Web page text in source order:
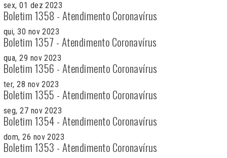
sex, 01 dez 2023
Boletim 1358 - Atendimento Coronavírus
qui, 30 nov 2023
Boletim 1357 - Atendimento Coronavírus
qua, 29 nov 2023
Boletim 1356 - Atendimento Coronavírus
ter, 28 nov 2023
Boletim 1355 - Atendimento Coronavírus
seg, 27 nov 2023
Boletim 1354 - Atendimento Coronavírus
dom, 26 nov 2023
Boletim 1353 - Atendimento Coronavírus